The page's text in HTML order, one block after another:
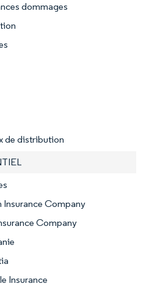
dommages
de distribution
Insurance Company
Company
Insurance